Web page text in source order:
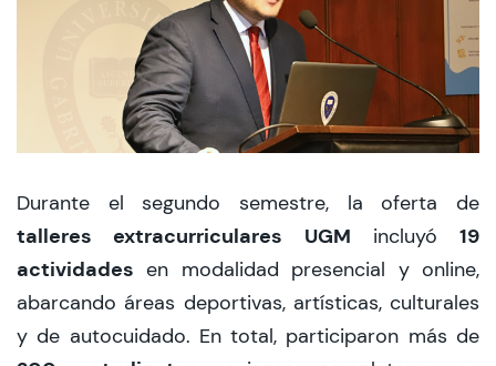
Durante el segundo semestre, la oferta de
talleres extracurriculares UGM incluyó 19
actividades en modalidad presencial y online,
abarcando áreas deportivas, artísticas, culturales
y de autocuidado. En total, participaron más de